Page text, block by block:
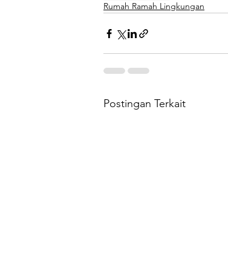
Rumah Ramah Lingkungan
Postingan Terkait